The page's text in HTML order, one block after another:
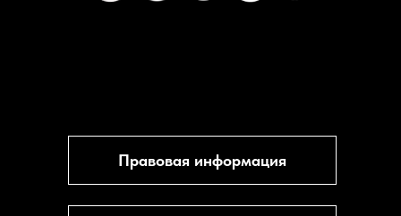
Правовая информация